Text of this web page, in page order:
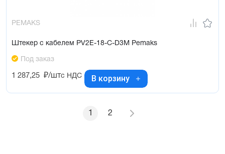
PEMAKS
Штекер с кабелем PV2E-18-C-D3M Pemaks
Под заказ
1 287,25 ₽/штс НДС В корзину
1 2